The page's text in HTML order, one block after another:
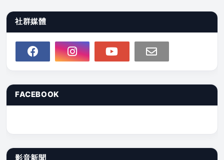
社群媒體
FACEBOOK
影音新聞